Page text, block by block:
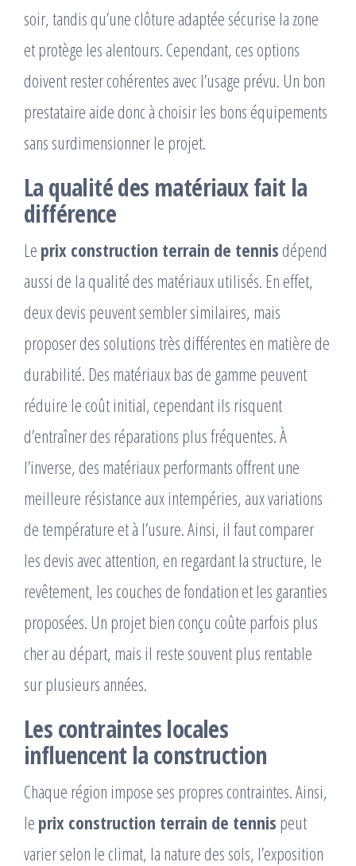
soir, tandis qu’une clôture adaptée sécurise la zone
et protège les alentours. Cependant, ces options
doivent rester cohérentes avec l’usage prévu. Un bon
prestataire aide donc à choisir les bons équipements
sans surdimensionner le projet.
La qualité des matériaux fait la
différence
Le prix construction terrain de tennis dépend
aussi de la qualité des matériaux utilisés. En effet,
deux devis peuvent sembler similaires, mais
proposer des solutions très différentes en matière de
durabilité. Des matériaux bas de gamme peuvent
réduire le coût initial, cependant ils risquent
d’entraîner des réparations plus fréquentes. À
l’inverse, des matériaux performants offrent une
meilleure résistance aux intempéries, aux variations
de température et à l’usure. Ainsi, il faut comparer
les devis avec attention, en regardant la structure, le
revêtement, les couches de fondation et les garanties
proposées. Un projet bien conçu coûte parfois plus
cher au départ, mais il reste souvent plus rentable
sur plusieurs années.
Les contraintes locales
influencent la construction
Chaque région impose ses propres contraintes. Ainsi,
le prix construction terrain de tennis peut
varier selon le climat, la nature des sols, l’exposition